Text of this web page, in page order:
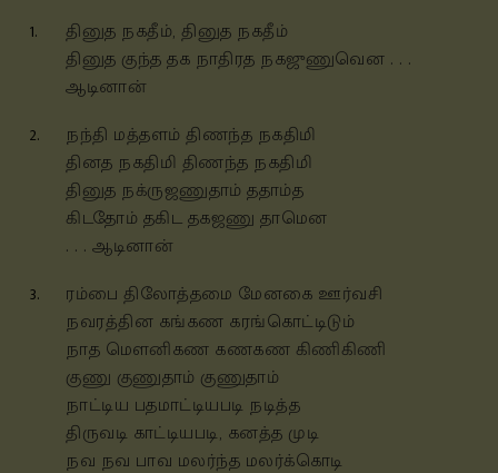
1.
தினுத நகதீம், தினுத நகதீம்
தினுத குந்த தக நாதிரத நகஜுணுவென . . .
ஆடினான்
2.
நந்தி மத்தளம் திணந்த நகதிமி
தினத நகதிமி திணந்த நகதிமி
தினுத நக்ருஜணுதாம் ததாம்த
கிடதோம் தகிட தகஜணு தாமென
. . . ஆடினான்
3.
ரம்பை திலோத்தமை மேனகை ஊர்வசி
நவரத்தின கங்கண கரங்கொட்டிடும்
நாத மௌனிகண கணகண கிணிகிணி
குணு குணுதாம் குணுதாம்
நாட்டிய பதமாட்டியபடி நடித்த
திருவடி காட்டியபடி, கனத்த முடி
நவ நவ பாவ மலர்ந்த மலர்க்கொடி